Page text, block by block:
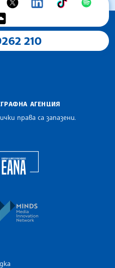
210
АГЕНЦИЯ
права са запазени.
of the Balkan News Agencies